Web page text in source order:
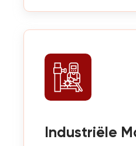
Industriële